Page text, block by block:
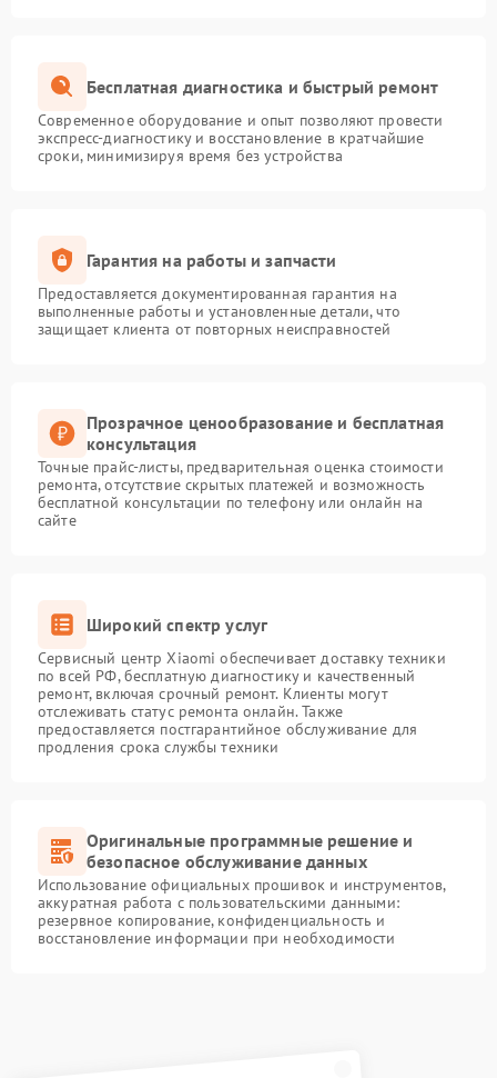
Бесплатная диагностика и быстрый ремонт
Современное оборудование и опыт позволяют провести
экспресс-диагностику и восстановление в кратчайшие
сроки, минимизируя время без устройства
Гарантия на работы и запчасти
Предоставляется документированная гарантия на
выполненные работы и установленные детали, что
защищает клиента от повторных неисправностей
Прозрачное ценообразование и бесплатная
консультация
Точные прайс-листы, предварительная оценка стоимости
ремонта, отсутствие скрытых платежей и возможность
бесплатной консультации по телефону или онлайн на
сайте
Широкий спектр услуг
Сервисный центр Xiaomi обеспечивает доставку техники
по всей РФ, бесплатную диагностику и качественный
ремонт, включая срочный ремонт. Клиенты могут
отслеживать статус ремонта онлайн. Также
предоставляется постгарантийное обслуживание для
продления срока службы техники
Оригинальные программные решение и
безопасное обслуживание данных
Использование официальных прошивок и инструментов,
аккуратная работа с пользовательскими данными:
резервное копирование, конфиденциальность и
восстановление информации при необходимости